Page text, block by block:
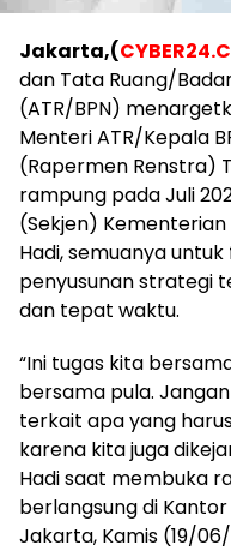
Jakarta,(
dan Tata Ruang/
(ATR/BPN)
Menteri ATR/Kepala
(Rapermen Renstra)
rampung pada Juli
(Sekjen) Kementerian
Hadi, semuanya
penyusunan strategi
dan tepat waktu.
“Ini tugas kita
bersama pula.
terkait apa yang
karena kita juga
Hadi saat membuka
berlangsung di
Jakarta, Kamis (19/